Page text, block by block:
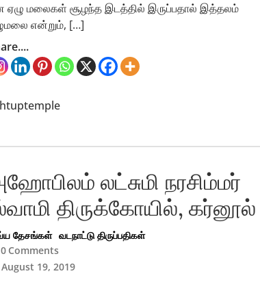
ஏழு மலைகள் சூழந்த இடத்தில் இருப்பதால் இத்தலம்
என்றும், […]
லட்சுமி நரசிம்மர்
திருக்கோயில், கர்னூல்
தேசங்கள் வடநாட்டு திருப்பதிகள்
0 Comments
August 19, 2019